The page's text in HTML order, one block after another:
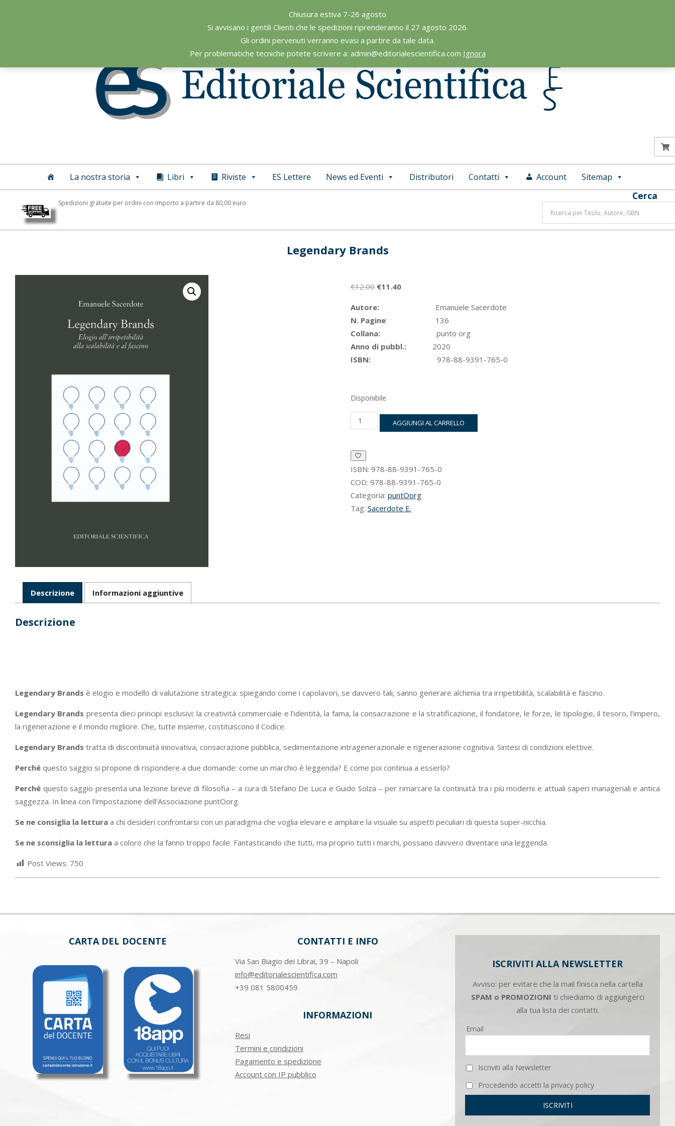
Chiusura estiva 7-26 agosto
Si avvisano i gentili Clienti che le spedizioni riprenderanno il 27 agosto 2026.
Gli ordini pervenuti verranno evasi a partire da tale data.
Per problematiche tecniche potete scrivere a: admin@editorialescientifica.com Ignora
Editoriale
Scientifica
Primary
La nostra storia Libri Riviste ES Lettere News ed Eventi Distributori Contatti Account Sitemap
Spedizioni gratuite per ordini con importo a partire da 80,00 euro
Cerca
Legendary Brands
€12.00 Il
originale
era:
€12.00.
€11.40Il
Autore: Emanuele Sacerdote
N. Pagine: 136
Collana:punto org
Anno di pubbl.:2020
ISBN:978-88-9391-765-0
Disponibile
Legendary
Brands
AGGIUNGI AL CARRELLO
ISBN: 978-88-9391-765-0
COD: 978-88-9391-765-0
Categoria: puntOorg
Tag: Sacerdote E.
Descrizione Informazioni aggiuntive
Descrizione
Legendary Brands è elogio e modello di valutazione strategica: spiegando come i capolavori, se davvero tali, sanno generare alchimia tra irripetibilità, scalabilità e fascino.
Legendary Brands presenta dieci principi esclusivi: la creatività commerciale e l’identità, la fama, la consacrazione e la stratificazione, il fondatore, le forze, le tipologie, il tesoro, l’impero,
la rigenerazione e il mondo migliore. Che, tutte insieme, costituiscono il Codice.
Legendary Brands tratta di discontinuità innovativa, consacrazione pubblica, sedimentazione intragenerazionale e rigenerazione cognitiva. Sintesi di condizioni elettive.
Perché questo saggio si propone di rispondere a due domande: come un marchio è leggenda? E come poi continua a esserlo?
Perché questo saggio presenta una lezione breve di filosofia – a cura di Stefano De Luca e Guido Solza – per rimarcare la continuità tra i più moderni e attuali saperi manageriali e antica
saggezza. In linea con l’impostazione dell’Associazione puntOorg.
Se ne consiglia la lettura a chi desideri confrontarsi con un paradigma che voglia elevare e ampliare la visuale su aspetti peculiari di questa super-nicchia.
Se ne sconsiglia la lettura a coloro che la fanno troppo facile. Fantasticando che tutti, ma proprio tutti i marchi, possano davvero diventare una leggenda.
Post Views: 750
CARTA DEL DOCENTE CONTATTI E INFO
Via San Biagio dei Librai, 39 – Napoli
info@editorialescientifica.com
+39 081 5800459
INFORMAZIONI
Resi
Termini e condizioni
Pagamento e spedizione
Account con IP pubblico
ISCRIVITI ALLA NEWSLETTER
Avviso: per evitare che la mail finisca nella cartella
SPAM o PROMOZIONI ti chiediamo di aggiungerci
alla tua lista dei contatti.
Email
Iscriviti alla Newsletter
Procedendo accetti la privacy policy